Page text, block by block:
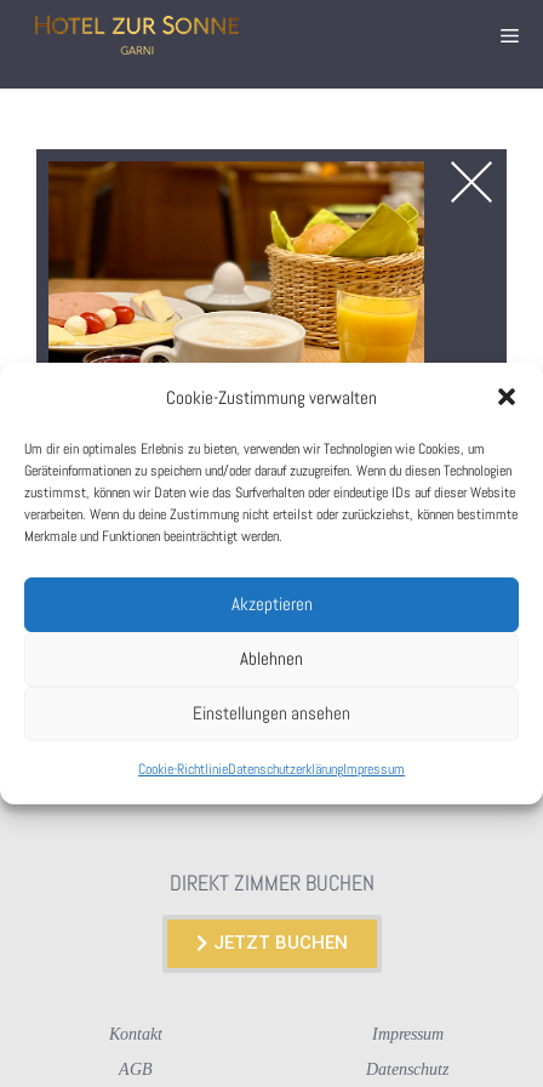
Cookie-Zustimmung verwalten
Um dir ein optimales Erlebnis zu bieten, verwenden wir Technologien wie Cookies, um
Geräteinformationen zu speichern und/oder darauf zuzugreifen. Wenn du diesen Technologien
zustimmst, können wir Daten wie das Surfverhalten oder eindeutige IDs auf dieser Website
verarbeiten. Wenn du deine Zustimmung nicht erteilst oder zurückziehst, können bestimmte
Merkmale und Funktionen beeinträchtigt werden.
Akzeptieren
Ablehnen
Einstellungen ansehen
Cookie-RichtlinieDatenschutzerklärungImpressum
ZIMMER RESERVIEREN
+49 7471 95960
bodelshausen.de
DIREKT ZIMMER BUCHEN
JETZT BUCHEN
Kontakt
AGB
Impressum
Datenschutz